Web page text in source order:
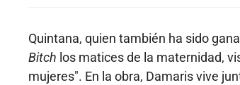
Quintana, quien también ha sido
Bitch los matices de la maternidad,
mujeres". En la obra, Damaris vive